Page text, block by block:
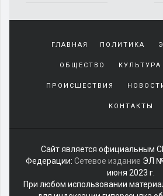
sürekli
beraber
harcadığı
yakın
olan
misafir
ГЛАВНАЯ ПОЛИТИКА
ОБЩЕСТВО КУЛЬТУРА
ПРОИСШЕСТВИЯ
КОНТАКТЫ
Сайт является официальным
Федерации: Сетевое издание ЭЛ №
июня 2023 г.
При любом использовании